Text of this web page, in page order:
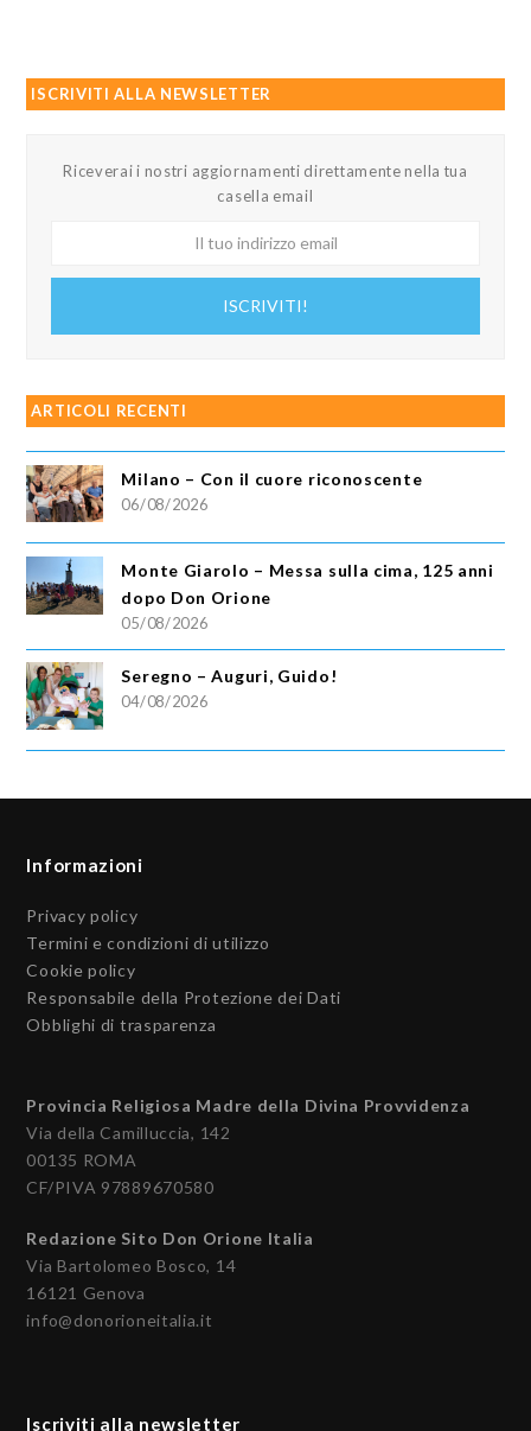
ISCRIVITI ALLA NEWSLETTER
Riceverai i nostri aggiornamenti direttamente nella tua
casella email
ISCRIVITI!
ARTICOLI RECENTI
Milano – Con il cuore riconoscente
06/08/2026
Monte Giarolo – Messa sulla cima, 125 anni
dopo Don Orione
05/08/2026
Seregno – Auguri, Guido!
04/08/2026
Informazioni
Privacy policy
Termini e condizioni di utilizzo
Cookie policy
Responsabile della Protezione dei Dati
Obblighi di trasparenza
Provincia Religiosa Madre della Divina Provvidenza
Via della Camilluccia, 142
00135 ROMA
CF/PIVA 97889670580
Redazione Sito Don Orione Italia
Via Bartolomeo Bosco, 14
16121 Genova
info@donorioneitalia.it
Iscriviti alla newsletter